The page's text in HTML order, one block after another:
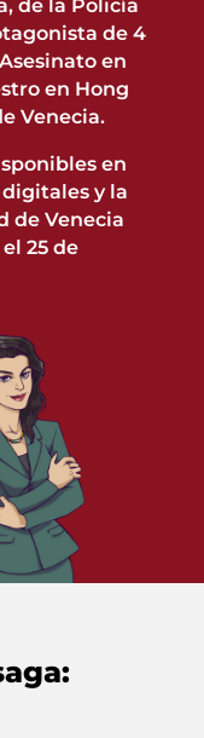
de la Policía
de 4
en
en Hong
Venecia.
en
y la
de Venecia
25 de